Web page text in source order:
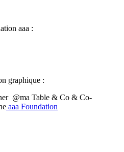
aaa :
graphique :
@ma Table & Co & Co-
aaa Foundation